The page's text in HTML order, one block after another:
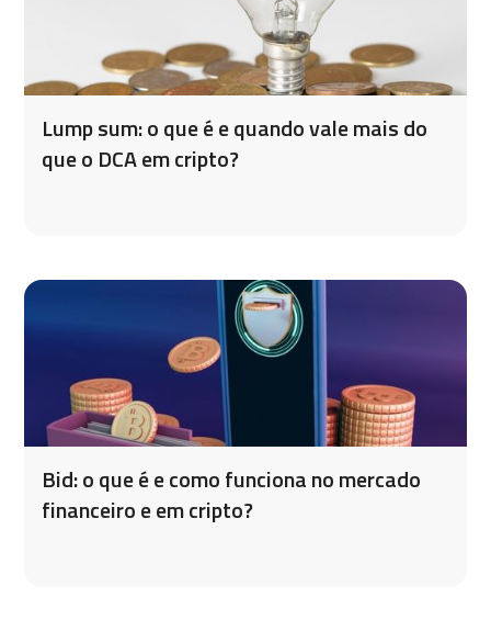
Lump sum: o que é e quando vale mais do
que o DCA em cripto?
Bid: o que é e como funciona no mercado
financeiro e em cripto?